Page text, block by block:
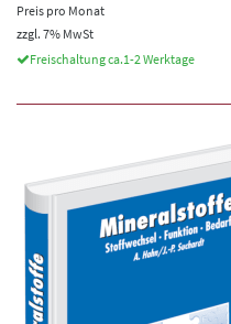
Preis pro Monat
zzgl. 7% MwSt
Freischaltung ca.1-2 Werktage